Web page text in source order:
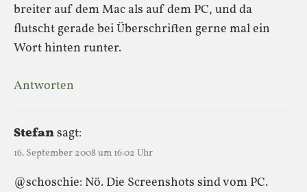
breiter auf dem Mac als auf dem PC, und da
flutscht gerade bei Überschriften gerne mal ein
Wort hinten runter.
Antworten
Stefansagt:
16. September 2008 um 16:02 Uhr
@schoschie: Nö. Die Screenshots sind vom PC.